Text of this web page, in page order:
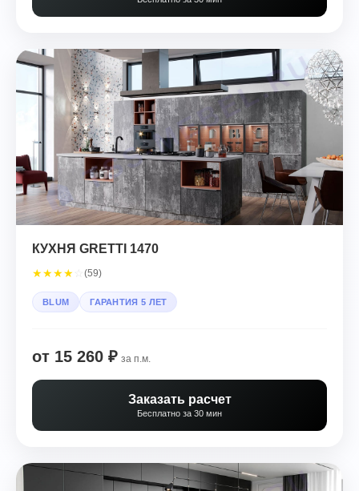
КУХНЯ GRETTI 1470
★★★★ (59)
BLUM ГАРАНТИЯ 5 ЛЕТ
от 15 260 ₽ за п.м.
Заказать расчет
Бесплатно за 30 мин